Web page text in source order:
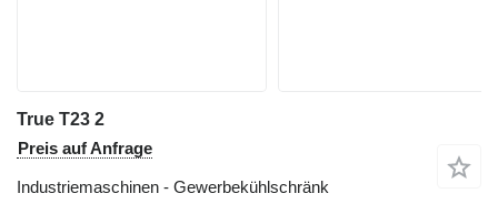
True T23 2
Preis auf Anfrage
Industriemaschinen - Gewerbekühlschränk